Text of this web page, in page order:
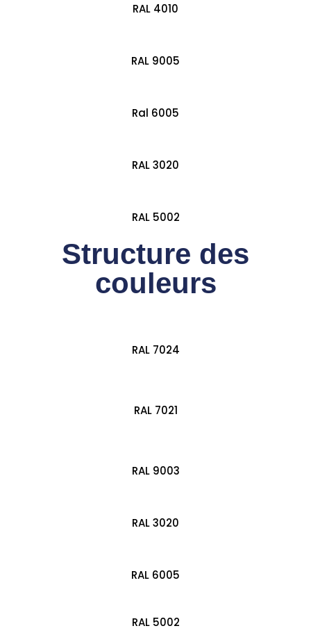
RAL 4010
RAL 9005
Ral 6005
RAL 3020
RAL 5002
Structure des
couleurs
RAL 7024
RAL 7021
RAL 9003
RAL 3020
RAL 6005
RAL 5002